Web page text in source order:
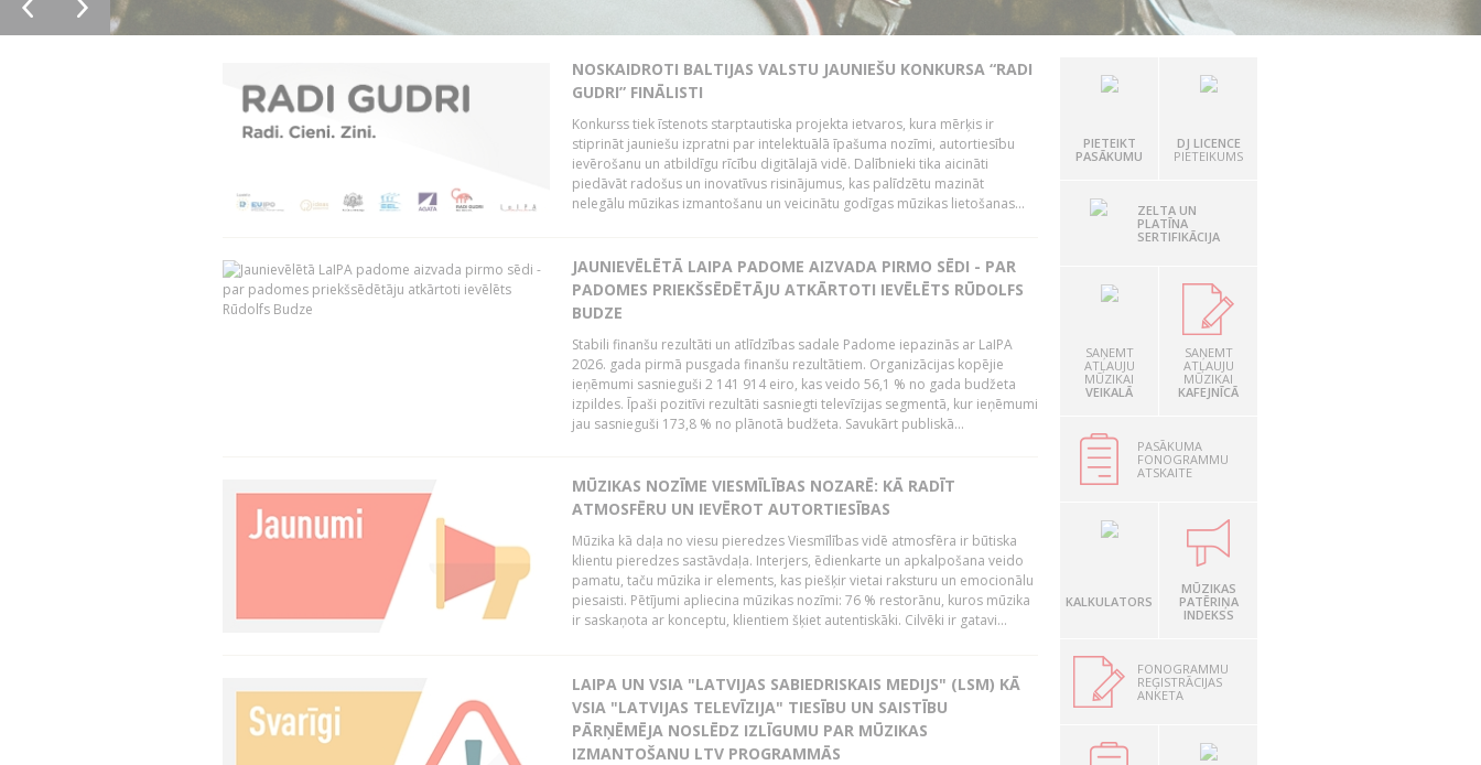
NOSKAIDROTI BALTIJAS VALSTU JAUNIEŠU KONKURSA “RADI
GUDRI” FINĀLISTI
Konkurss tiek īstenots starptautiska projekta ietvaros, kura mērķis ir
stiprināt jauniešu izpratni par intelektuālā īpašuma nozīmi, autortiesību
ievērošanu un atbildīgu rīcību digitālajā vidē. Dalībnieki tika aicināti
piedāvāt radošus un inovatīvus risinājumus, kas palīdzētu mazināt
nelegālu mūzikas izmantošanu un veicinātu godīgas mūzikas lietošanas...
JAUNIEVĒLĒTĀ LAIPA PADOME AIZVADA PIRMO SĒDI - PAR
PADOMES PRIEKŠSĒDĒTĀJU ATKĀRTOTI IEVĒLĒTS RŪDOLFS
BUDZE
Stabili finanšu rezultāti un atlīdzības sadale Padome iepazinās ar LaIPA
2026. gada pirmā pusgada finanšu rezultātiem. Organizācijas kopējie
ieņēmumi sasnieguši 2 141 914 eiro, kas veido 56,1 % no gada budžeta
izpildes. Īpaši pozitīvi rezultāti sasniegti televīzijas segmentā, kur ieņēmumi
jau sasnieguši 173,8 % no plānotā budžeta. Savukārt publiskā...
MŪZIKAS NOZĪME VIESMĪLĪBAS NOZARĒ: KĀ RADĪT
ATMOSFĒRU UN IEVĒROT AUTORTIESĪBAS
Mūzika kā daļa no viesu pieredzes Viesmīlības vidē atmosfēra ir būtiska
klientu pieredzes sastāvdaļa. Interjers, ēdienkarte un apkalpošana veido
pamatu, taču mūzika ir elements, kas piešķir vietai raksturu un emocionālu
piesaisti. Pētījumi apliecina mūzikas nozīmi: 76 % restorānu, kuros mūzika
ir saskaņota ar konceptu, klientiem šķiet autentiskāki. Cilvēki ir gatavi...
LAIPA UN VSIA "LATVIJAS SABIEDRISKAIS MEDIJS" (LSM) KĀ
VSIA "LATVIJAS TELEVĪZIJA" TIESĪBU UN SAISTĪBU
PĀRŅĒMĒJA NOSLĒDZ IZLĪGUMU PAR MŪZIKAS
IZMANTOŠANU LTV PROGRAMMĀS
PIETEIKT
PASĀKUMU
DJ LICENCE
PIETEIKUMS
ZELTA UN
PLATĪNA
SERTIFIKĀCIJA
SAŅEMT
ATĻAUJU
MŪZIKAI
VEIKALĀ
SAŅEMT
ATĻAUJU
MŪZIKAI
KAFEJNĪCĀ
PASĀKUMA
FONOGRAMMU
ATSKAITE
KALKULATORS
MŪZIKAS
PATĒRIŅA
INDEKSS
FONOGRAMMU
REĢISTRĀCIJAS
ANKETA